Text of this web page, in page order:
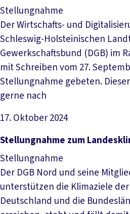
Stellungnahme
Der Wirtschafts- und
Schleswig-Holsteinischen
Gewerkschaftsbund (DGB) im
mit Schreiben vom 27.
Stellungnahme gebeten.
gerne nach
17. Oktober 2024
Datei herunterladen
Stel­lung­nah­me zum
Stellungnahme
Der DGB Nord und seine
unterstützen die Klimaziele
Deutschland und die